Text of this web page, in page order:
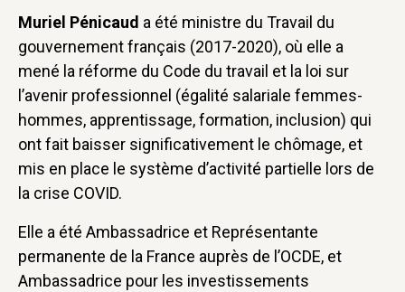
Muriel Pénicaud a été ministre du Travail du
gouvernement français (2017-2020), où elle a
mené la réforme du Code du travail et la loi sur
l’avenir professionnel (égalité salariale femmes-
hommes, apprentissage, formation, inclusion) qui
ont fait baisser significativement le chômage, et
mis en place le système d’activité partielle lors de
la crise COVID.
Elle a été Ambassadrice et Représentante
permanente de la France auprès de l’OCDE, et
Ambassadrice pour les investissements